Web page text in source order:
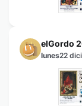
elGordo
lunes22